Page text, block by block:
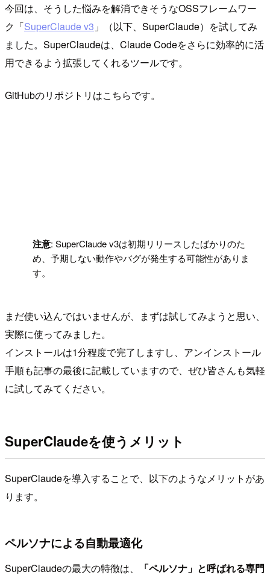
今回は、そうした悩みを解消できそうなOSSフレームワー
ク「SuperClaude v3 」（以下、SuperClaude）を試してみ
ました。SuperClaudeは、Claude Codeをさらに効率的に活
用できるよう拡張してくれるツールです。
GitHubのリポジトリはこちらです。
注意: SuperClaude v3は初期リリースしたばかりのた
め、予期しない動作やバグが発生する可能性がありま
す。
まだ使い込んではいませんが、まずは試してみようと思い、
実際に使ってみました。
インストールは1分程度で完了しますし、アンインストール
手順も記事の最後に記載していますので、ぜひ皆さんも気軽
に試してみてください。
SuperClaudeを使うメリット
SuperClaudeを導入することで、以下のようなメリットがあ
ります。
ペルソナによる自動最適化
SuperClaudeの最大の特徴は、
「ペルソナ」と呼ばれる専門